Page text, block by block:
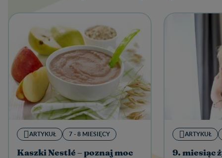
ARTYKUŁ 7 - 8 MIESIĘCY
Kaszki Nestlé – poznaj moc
ARTYKUŁ
9. miesiąc